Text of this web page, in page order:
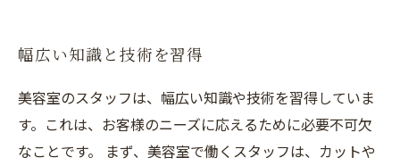
幅広い知識と技術を習得
美容室のスタッフは、幅広い知識や技術を習得していま
す。これは、お客様のニーズに応えるために必要不可欠
なことです。 まず、美容室で働くスタッフは、カットや